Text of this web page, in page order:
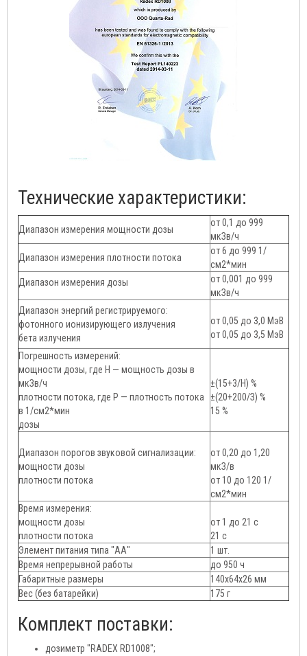
Технические характеристики:
Диапазон измерения мощности дозы
от 0,1 до 999
мкЗв/ч
Диапазон измерения плотности потока
от 6 до 999 1/
см2*мин
Диапазон измерения дозы
от 0,001 до 999
мкЗв/ч
Диапазон энергий регистрируемого:
фотонного ионизирующего излучения
бета излучения
от 0,05 до 3,0 МэВ
от 0,05 до 3,5 МэВ
Погрешность измерений:
мощности дозы, где Н — мощность дозы в
мкЗв/ч
плотности потока, где Р — плотность потока
в 1/см2*мин
дозы
±(15+3/Н) %
±(20+200/З) %
15 %
Диапазон порогов звуковой сигнализации:
мощности дозы
плотности потока
от 0,20 до 1,20
мкЗ/в
от 10 до 120 1/
см2*мин
Время измерения:
мощности дозы
плотности потока
от 1 до 21 с
21 с
Элемент питания типа "АА"
1 шт.
Время непрерывной работы
до 950 ч
Габаритные размеры
140x64x26 мм
Вес (без батарейки)
175 г
Комплект поставки:
дозиметр "RADEX RD1008";